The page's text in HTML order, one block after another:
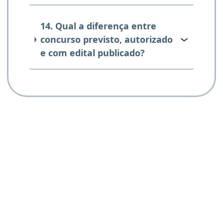
14. Qual a diferença entre
concurso previsto, autorizado
e com edital publicado?